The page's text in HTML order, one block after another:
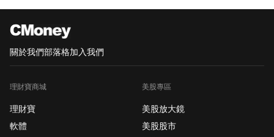
關於我們部落格加入我們
理財寶商城
理財寶
軟體
美股專區
美股放大鏡
美股股市